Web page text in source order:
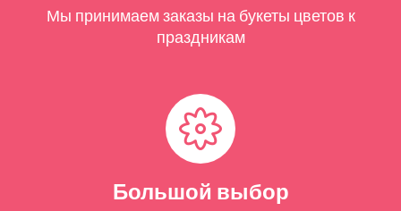
Мы принимаем заказы на букеты цветов к
праздникам
Большой выбор